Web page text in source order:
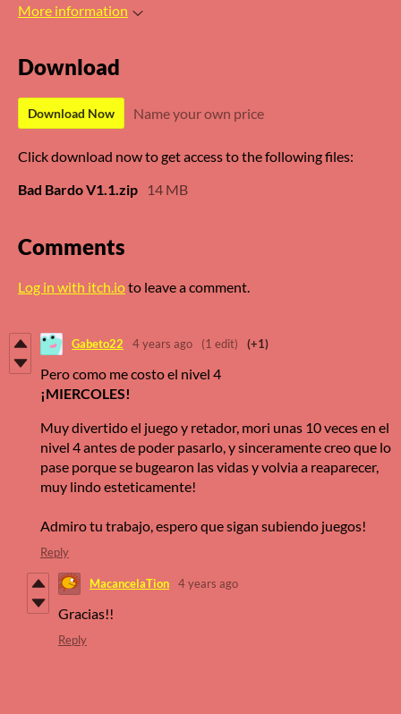
More information
Download
Download Now Name your own price
Click download now to get access to the following files:
Bad Bardo V1.1.zip
14 MB
Comments
Log in with itch.ioto leave a comment.
Gabeto22 4 years ago (1 edit) (+1)
Pero como me costo el nivel 4
¡MIERCOLES!
Muy divertido el juego y retador, mori unas 10 veces en el
nivel 4 antes de poder pasarlo, y sinceramente creo que lo
pase porque se bugearon las vidas y volvia a reaparecer,
muy lindo esteticamente!
Admiro tu trabajo, espero que sigan subiendo juegos!
Reply
MacancelaTion 4 years ago
Gracias!!
Reply